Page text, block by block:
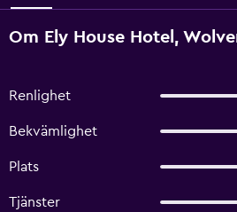
Om Ely House Hotel,
Renlighet
Bekvämlighet
Plats
Tjänster